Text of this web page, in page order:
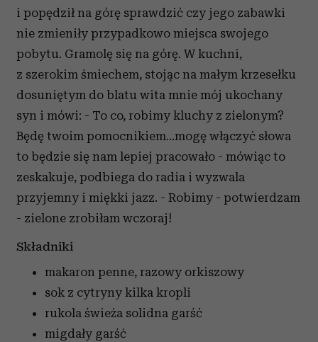
i popędził na górę sprawdzić czy jego zabawki
nie zmieniły przypadkowo miejsca swojego
pobytu. Gramolę się na górę. W kuchni,
z szerokim śmiechem, stojąc na małym krzesełku
dosuniętym do blatu wita mnie mój ukochany
syn i mówi: - To co, robimy kluchy z zielonym?
Będę twoim pomocnikiem…mogę włączyć słowa
to będzie się nam lepiej pracowało - mówiąc to
zeskakuje, podbiega do radia i wyzwala
przyjemny i miękki jazz. - Robimy - potwierdzam
- zielone zrobiłam wczoraj!
Składniki
makaron penne, razowy orkiszowy
sok z cytryny kilka kropli
rukola świeża solidna garść
migdały garść